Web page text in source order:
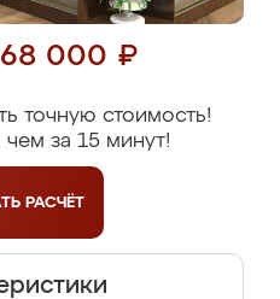
000 ₽
точную стоимость!
за 15 минут!
РАСЧЁТ